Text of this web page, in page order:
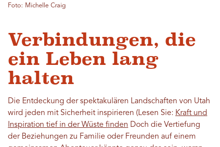
Foto: Michelle Craig
Verbindungen, die
ein Leben lang
halten
Die Entdeckung der spektakulären Landschaften von Utah
wird jeden mit Sicherheit inspirieren (Lesen Sie: Kraft und
Inspiration tief in der Wüste finden Doch die Vertiefung
der Beziehungen zu Familie oder Freunden auf einem